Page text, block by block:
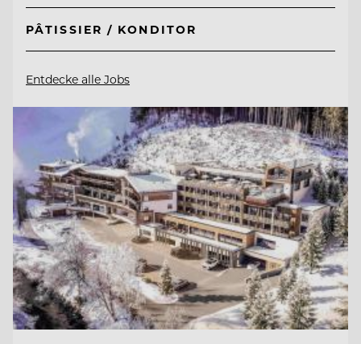
PÂTISSIER / KONDITOR
Entdecke alle Jobs